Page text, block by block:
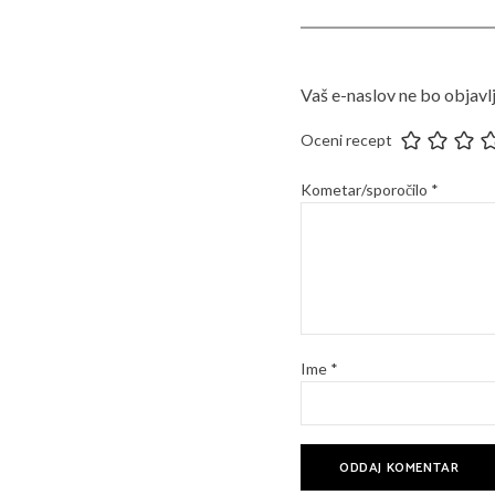
Vaš e-naslov ne bo
Oceni recept
Kometar/sporočilo *
Ime *